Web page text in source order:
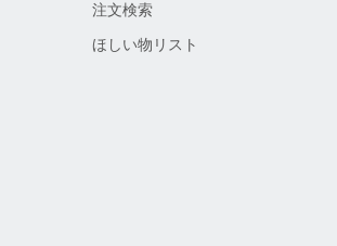
注文検索
ほしい物リスト